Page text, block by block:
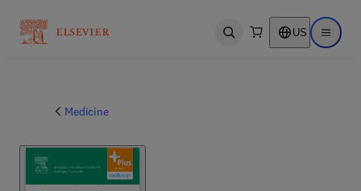
Open search US Open
Medicine